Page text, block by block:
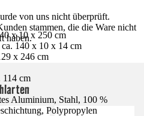
x 10 x 250 cm
140 x 10 x 14 cm
x 246 cm
114 cm
Aluminium, Stahl, 100 %
Polypropylen
von uns nicht überprüft.
stammen, die die Ware nicht
haben.